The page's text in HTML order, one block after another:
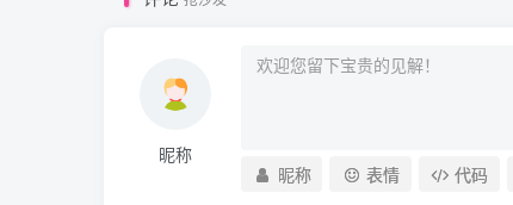
昵称
昵称 表情 代码